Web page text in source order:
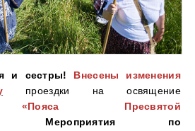
и сестры! Внесены изменения
проездки на освящение
Пресвятой
Мероприятия по